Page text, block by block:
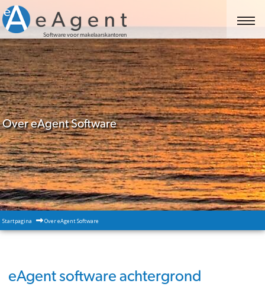
Software voor makelaarskantoren
Over eAgent Software
Startpagina Over eAgent Software
eAgent software achtergrond